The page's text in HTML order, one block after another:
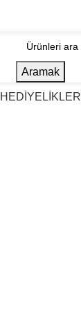
Aramak
HEDİYELİKLER